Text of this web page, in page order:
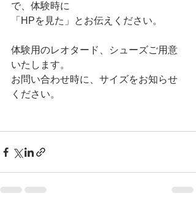
で、体験時に
「HPを見た」とお伝えください。
体験用のレオタード、シューズご用意
いたします。
お問い合わせ時に、サイズをお知らせ
ください。